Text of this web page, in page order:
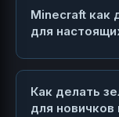
Minecraft как
для
Как делать
для новичков